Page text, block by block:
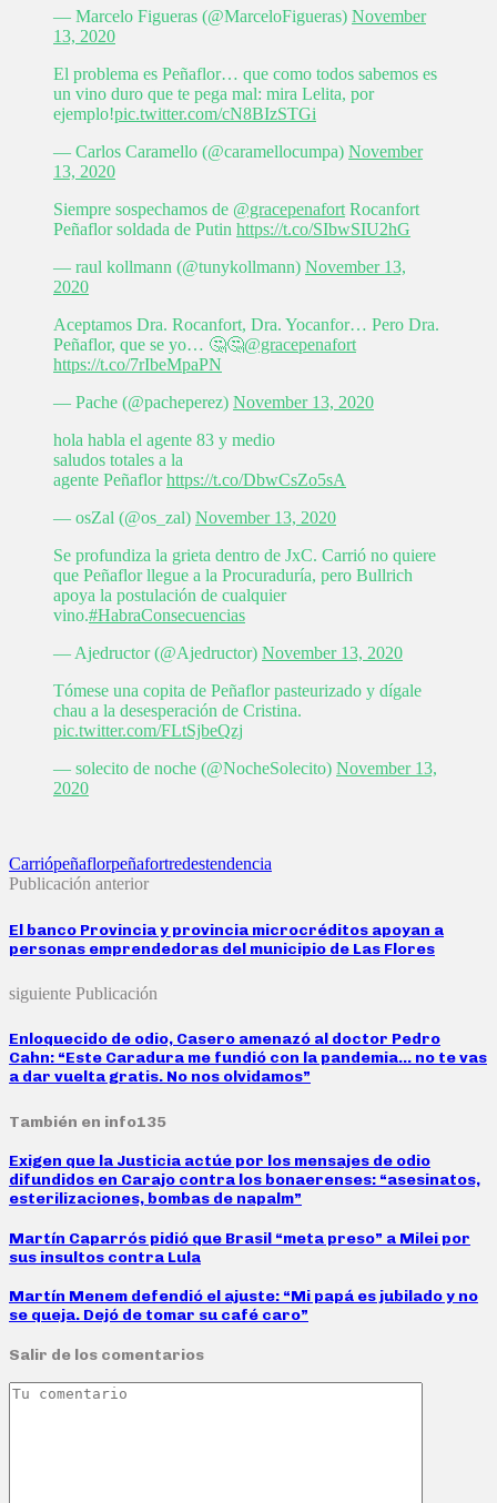
— Marcelo Figueras (@MarceloFigueras) November
13, 2020
El problema es Peñaflor… que como todos sabemos es
un vino duro que te pega mal: mira Lelita, por
ejemplo!pic.twitter.com/cN8BIzSTGi
— Carlos Caramello (@caramellocumpa) November
13, 2020
Siempre sospechamos de @gracepenafort Rocanfort
Peñaflor soldada de Putin https://t.co/SIbwSIU2hG
— raul kollmann (@tunykollmann) November 13,
2020
Aceptamos Dra. Rocanfort, Dra. Yocanfor… Pero Dra.
Peñaflor, que se yo… 🤔🤔@gracepenafort
https://t.co/7rIbeMpaPN
— Pache (@pacheperez) November 13, 2020
hola habla el agente 83 y medio
saludos totales a la
agente Peñaflorhttps://t.co/DbwCsZo5sA
— osZal (@os_zal) November 13, 2020
Se profundiza la grieta dentro de JxC. Carrió no quiere
que Peñaflor llegue a la Procuraduría, pero Bullrich
apoya la postulación de cualquier
vino.#HabraConsecuencias
— Ajedructor (@Ajedructor) November 13, 2020
Tómese una copita de Peñaflor pasteurizado y dígale
chau a la desesperación de Cristina.
pic.twitter.com/FLtSjbeQzj
— solecito de noche (@NocheSolecito) November 13,
2020
Carriópeñaflorpeñafortredestendencia
Publicación anterior
El banco Provincia y provincia microcréditos apoyan a
personas emprendedoras del municipio de Las Flores
siguiente Publicación
Enloquecido de odio, Casero amenazó al doctor Pedro
Cahn: “Este Caradura me fundió con la pandemia… no te vas
a dar vuelta gratis. No nos olvidamos”
También en info135
Exigen que la Justicia actúe por los mensajes de odio
difundidos en Carajo contra los bonaerenses: “asesinatos,
esterilizaciones, bombas de napalm”
Martín Caparrós pidió que Brasil “meta preso” a Milei por
sus insultos contra Lula
Martín Menem defendió el ajuste: “Mi papá es jubilado y no
se queja. Dejó de tomar su café caro”
Salir de los comentarios